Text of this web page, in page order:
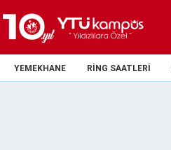
YEMEKHANE RING SAATLERI